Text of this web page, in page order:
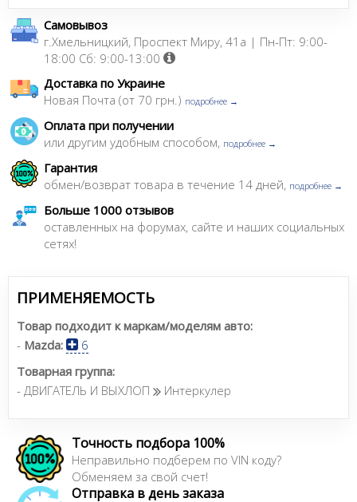
Самовывоз
г.Хмельницкий, Проспект Миру, 41а | Пн-Пт: 9:00-
18:00 Сб: 9:00-13:00
Доставка по Украине
Новая Почта (от 70 грн.) подробнее →
Оплата при получении
или другим удобным способом, подробнее →
Гарантия
обмен/возврат товара в течение 14 дней, подробнее →
Больше 1000 отзывов
оставленных на форумах, сайте и наших социальных
сетях!
ПРИМЕНЯЕМОСТЬ
Товар подходит к маркам/моделям авто:
- Mazda:
6
Товарная группа:
- ДВИГАТЕЛЬ И ВЫХЛОП
Интеркулер
Точность подбора 100%
Неправильно подберем по VIN коду?
Обменяем за свой счет!
Отправка в день заказа